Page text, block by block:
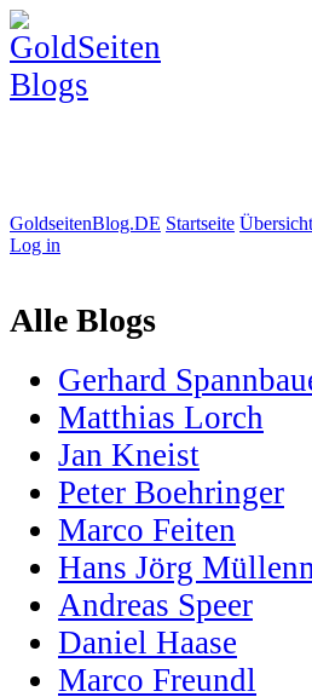
GoldseitenBlog.DE Startseite Übersicht
Log in
Alle Blogs
Gerhard
Matthias Lorch
Jan Kneist
Peter Boehringer
Marco Feiten
Hans Jörg
Andreas Speer
Daniel Haase
Marco Freundl